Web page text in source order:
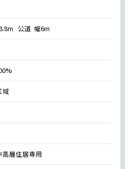
8.8m 公道 幅6m
域
高層住居専用